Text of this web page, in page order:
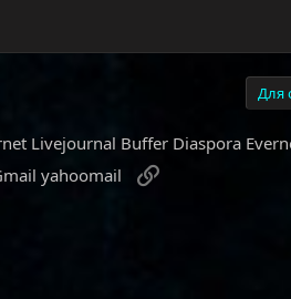
Для
Livejournal Buffer Diaspora
yahoomail